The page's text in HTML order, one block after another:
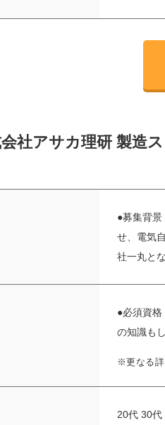
社アサカ理研 製造
●募集背
せ、電気
社一丸と
●必須資
の知識も
※更なる詳
20代 30代